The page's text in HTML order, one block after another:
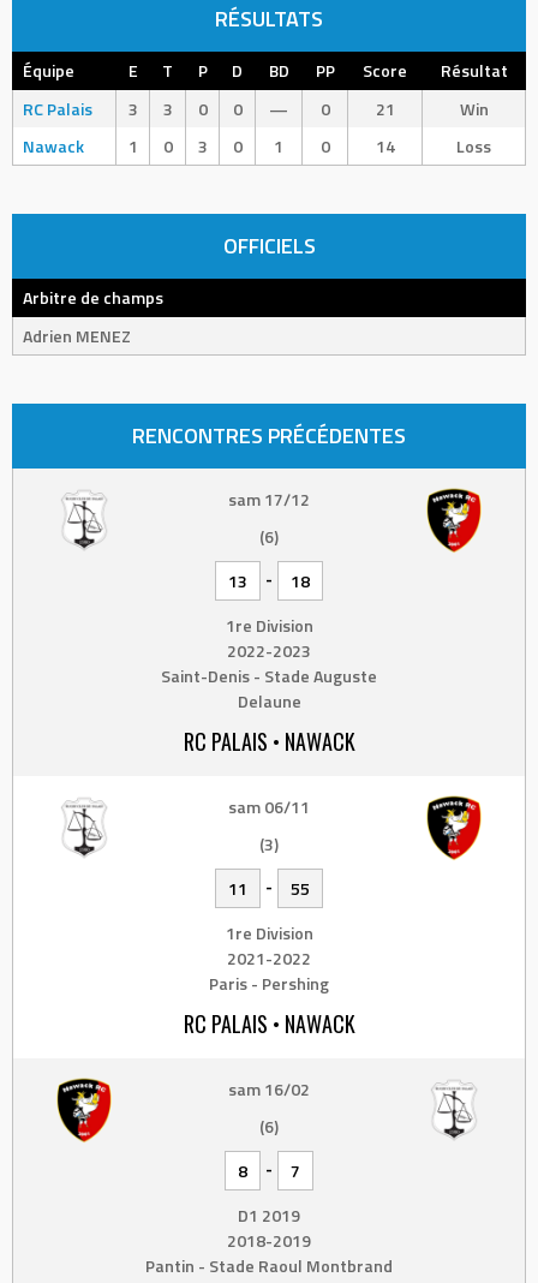
RÉSULTATS
Équipe E T P D BD PP Score
Résultat
RC Palais
3 3 0 0 — 0 21
Win
Nawack
1 0 3 0 1 0 14 Loss
OFFICIELS
Arbitre de champs
Adrien MENEZ
RENCONTRES PRÉCÉDENTES
sam 17/12
(6)
13
-
18
1re Division
2022-2023
Saint-Denis - Stade Auguste
Delaune
RC PALAIS • NAWACK
sam 06/11
(3)
11
-
55
1re Division
2021-2022
Paris - Pershing
RC PALAIS • NAWACK
sam 16/02
(6)
8
-
7
D1 2019
2018-2019
Pantin - Stade Raoul Montbrand